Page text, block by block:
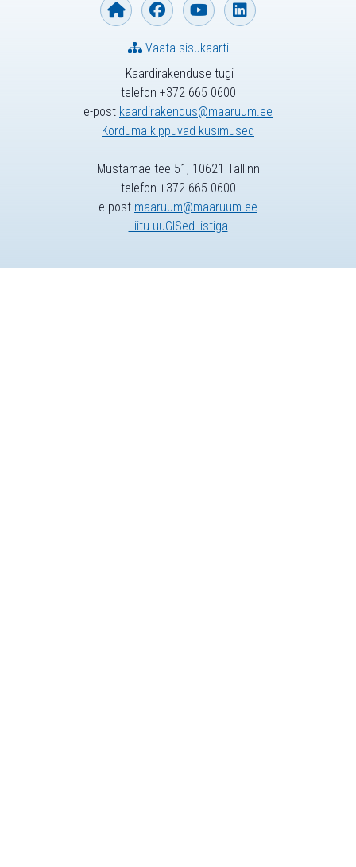
Kaardirakenduse tugi
telefon +372 665 0600
e-post kaardirakendus@maaruum.ee
Korduma kippuvad küsimused
Vaata sisukaarti
Mustamäe tee 51, 10621 Tallinn
telefon +372 665 0600
e-post maaruum@maaruum.ee
Liitu uuGISed listiga